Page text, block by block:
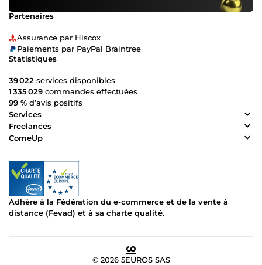
Partenaires
Assurance par Hiscox
Paiements par PayPal Braintree
Statistiques
39 022 services disponibles
1 335 029 commandes effectuées
99 % d’avis positifs
Services
Freelances
ComeUp
Adhère à la Fédération du e-commerce et de la vente à
distance (Fevad) et à sa charte qualité.
© 2026 5EUROS SAS